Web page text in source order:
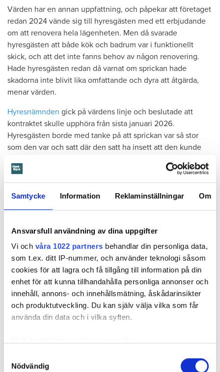
Samtycke Information Reklaminställningar Om
Ansvarsfull användning av dina uppgifter
Vi och våra 1022 partners behandlar din personliga data,
som t.ex. ditt IP-nummer, och använder teknologi såsom
cookies för att lagra och få tillgång till information på din
enhet för att kunna tillhandahålla personliga annonser och
innehåll, annons- och innehållsmätning, åskådarinsikter
och produktutveckling. Du kan själv välja vilka som får
använda din data och i vilka syften.
som kan ha en noggrannhet på upp till flera meter
Nödvändig
Värden har en annan uppfattning, och påpekar att företaget
redan 2024 vände sig till hyresgästen med ett erbjudande
om att renovera hela lägenheten. Men då svarade
hyresgästen att både kök och badrum var i funktionellt
skick, och att det inte fanns behov av någon renovering.
Hade hyresgästen redan då varnat om sprickan hade
skadorna inte blivit lika omfattande och dyra att åtgärda,
menar värden.
Hyresnämnden gick på värdens linje och beslutade att
kontraktet skulle upphöra från sista januari 2026.
Hyresgästen borde med tanke på att sprickan var så stor
som den var och satt där den satt ha insett att den kunde
Beslutet överklagades till
som nu har kommit
längre tid på sig att flytta – något som hyresvärden inför
domen sagt sig villig att gå med på. Innan 2 november i år
ska hyresgästen ha flyttat ut.
Svea hovrätts beslut kan inte överklagas.
En hyresgäst är skyldig att väl vårda lägenheten under